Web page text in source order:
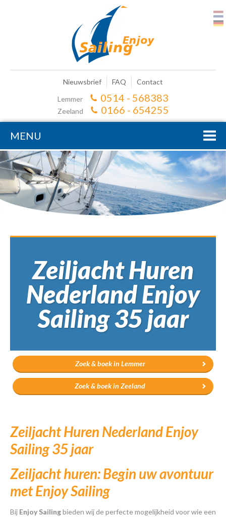
Nieuwsbrief FAQ
Contact
Lemmer
0514 - 568383
Zeeland 0166 - 654255
MENU
Zeiljacht Huren
Nederland Enjoy
Sailing 35 jaar
Zoek & boek in Lemmer
Zoek & boek in Zeeland
Zeiljacht Huren Nederland Enjoy
Sailing 35 jaar
Zeiljacht huren: Begin uw avontuur
met Enjoy Sailing
Bij Enjoy Sailingbieden wij de perfecte mogelijkheid voor wie een